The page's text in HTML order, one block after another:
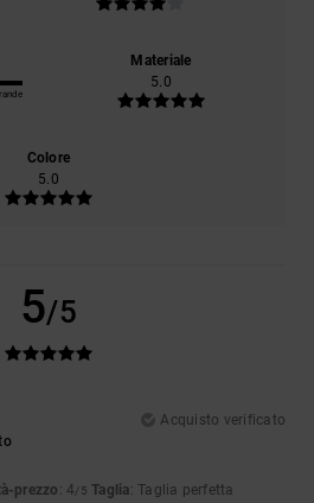
Materiale
5.0
Colore
5.0
5/5
Acquisto verificato
prezzo : 4/5 Taglia: Taglia perfetta